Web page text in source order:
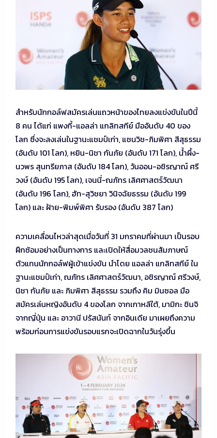
สำหรับนักกอล์ฟสมัครเล่นแถวหน้าของไทยลงแข่งขันในปีนี้
8 คน ได้แก่ แพงกี้-แอลล่า แกลิทสกีย์ มืออันดับ 40 ของ
โลก ซึ่งจะลงเล่นในฐานะแชมป์เก่า, แซนวิช-ภิมพิศา สีสุธรรม
(อันดับ 101 โลก), หยิน-นิชา กันภัย (อันดับ 171 โลก), น้ำผึ้ง-
นวพร สุนทรียภาส (อันดับ 184 โลก), วันออน-อชิรญาณ์ ศรี
วงษ์ (อันดับ 195 โลก), เจนนี่-ณภัทร เลิศศาสตร์วัฒนา
(อันดับ 196 โลก), ฮัท-สุวิชยา วินิจฉัยธรรม (อันดับ 199
โลก) และ ฝ้าย-พิมพ์พิศา รับรอง (อันดับ 387 โลก)
ความเคลื่อนไหวล่าสุดเมื่อวันที่ 31 มกราคมที่ผ่านมา เป็นรอบ
ฝึกซ้อมอย่างเป็นทางการ และเปิดให้สื่อมวลชนสัมภาษณ์
ตัวแทนนักกอล์ฟผู้เข้าแข่งขัน นำโดย แอลล่า แกลิทสกีย์ ใน
ฐานะแชมป์เก่า, ณภัทร เลิศศาสตร์วัฒนา, อชิรญาณ์ ศรีวงษ์,
นิชา กันภัย และ ภิมพิศา สีสุธรรม รวมถึง คิม มินซอล มือ
สมัครเล่นหญิงอันดับ 4 ของโลก จากเกาหลีใต้, มามิกะ ชินจิ
จากญี่ปุ่น และ อาวานี ปรัสนันท์ จากอินเดีย มาเผยถึงความ
พร้อมก่อนการแข่งขันรอบแรกจะเปิดฉากในวันรุ่งขึ้น